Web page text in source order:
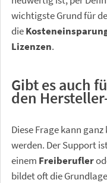
wichtigste Grund für
die
Lizenzen.
Gibt es auch
den
Diese Frage kann
werden. Der Support
einem Freiberufler
bildet oft die